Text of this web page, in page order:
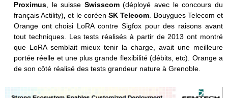
Proximus, le suisse Swisscom(déployé avec le concours du
français Actility),et le coréenSK Telecom. Bouygues Telecom et
Orange ont choisi LoRA contre Sigfox pour des raisons avant
tout techniques. Les tests réalisés à partir de 2013 ont montré
que LoRA semblait mieux tenir la charge, avait une meilleure
portée réelle et une plus grande flexibilité (débits, etc). Orange a
de son côté réalisé des tests grandeur nature à Grenoble.